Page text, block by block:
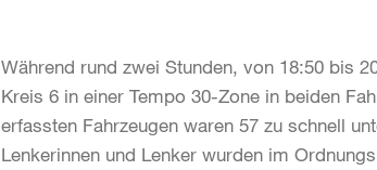
Während rund zwei Stunden, von 18:50 bis
Kreis 6 in einer Tempo 30-Zone in beiden
erfassten Fahrzeugen waren 57 zu schnell
Lenkerinnen und Lenker wurden im